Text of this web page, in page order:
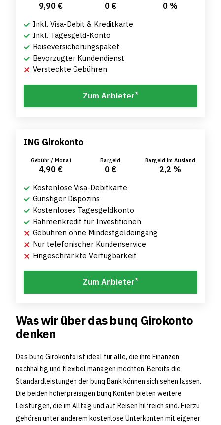
9,90 € 0 € 0 %
Inkl. Visa-Debit & Kreditkarte
Inkl. Tagesgeld-Konto
Reiseversicherungspaket
Bevorzugter Kundendienst
Versteckte Gebühren
Zum Anbieter*
ING Girokonto
Gebühr / Monat
4,90 €
Bargeld
0 €
Bargeld im Ausland
2,2 %
Kostenlose Visa-Debitkarte
Günstiger Dispozins
Kostenloses Tagesgeldkonto
Rahmenkredit für Investitionen
Gebühren ohne Mindestgeldeingang
Nur telefonischer Kundenservice
Eingeschränkte Verfügbarkeit
Zum Anbieter*
Was wir über das bunq Girokonto
denken
Das bunq Girokonto ist ideal für alle, die ihre Finanzen
nachhaltig und flexibel managen möchten. Bereits die
Standardleistungen der bunq Bank können sich sehen lassen.
Die beiden höherpreisigen bunq Konten bieten weitere
Leistungen, die im Alltag und auf Reisen hilfreich sind. Hierzu
gehören unter anderem kostenlose Unterkonten mit eigener